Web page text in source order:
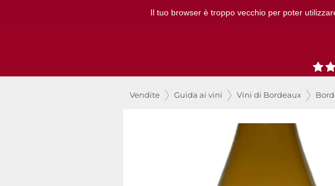
Il tuo browser è troppo vecchio per poter
Vendite Guida ai vini Vini di Bordeaux